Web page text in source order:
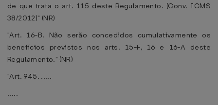
de que trata o art. 115 deste Regulamento. (Conv. ICMS
38/2012)" (NR)
"Art. 16-B. Não serão concedidos cumulativamente os
benefícios previstos nos arts. 15-F, 16 e 16-A deste
Regulamento." (NR)
"Art. 945. .....
.....